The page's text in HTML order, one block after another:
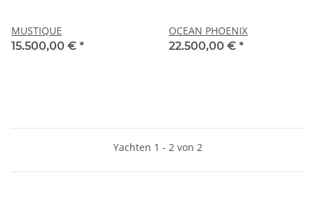
MUSTIQUE
15.500,00 € *
OCEAN PHOENIX
22.500,00 € *
Yachten 1 - 2 von 2